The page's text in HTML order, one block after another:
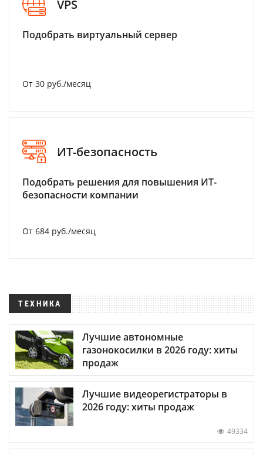
VPS
Подобрать виртуальный сервер
От 30 руб./месяц
ИТ-безопасность
Подобрать решения для повышения ИТ-
безопасности компании
От 684 руб./месяц
ТЕХНИКА
Лучшие автономные
газонокосилки в 2026 году: хиты
продаж
Лучшие видеорегистраторы в
2026 году: хиты продаж
49334